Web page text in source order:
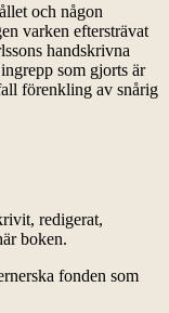
och någon
varken eftersträvat
handskrivna
som gjorts är
förenkling av snårig
redigerat,
boken.
fonden som